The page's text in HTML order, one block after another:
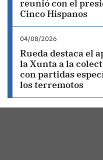
reunió con el
Cinco Hispanos
04/08/2026
Rueda destaca el
la Xunta a la
con partidas
los terremotos